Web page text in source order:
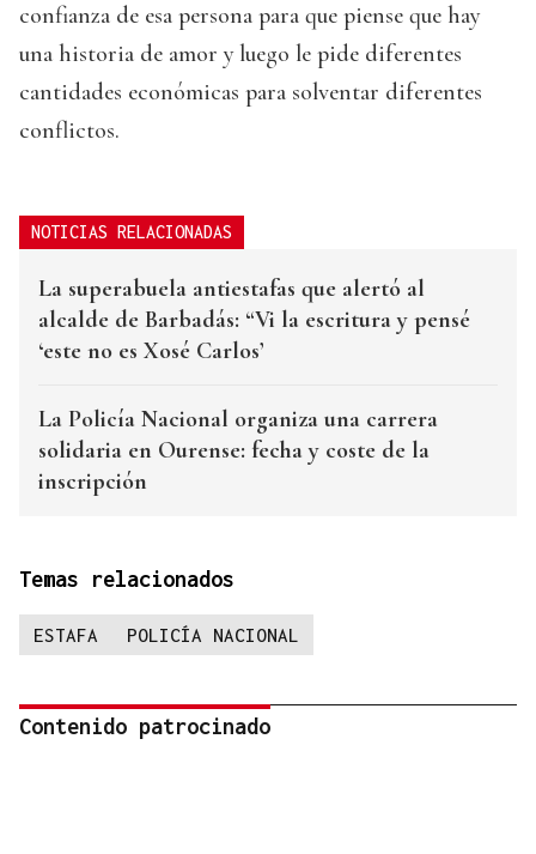
confianza de esa persona para que piense que hay
una historia de amor y luego le pide diferentes
cantidades económicas para solventar diferentes
conflictos.
NOTICIAS RELACIONADAS
La superabuela antiestafas que alertó al
alcalde de Barbadás: “Vi la escritura y pensé
‘este no es Xosé Carlos’
La Policía Nacional organiza una carrera
solidaria en Ourense: fecha y coste de la
inscripción
Temas relacionados
ESTAFA POLICÍA NACIONAL
Contenido patrocinado